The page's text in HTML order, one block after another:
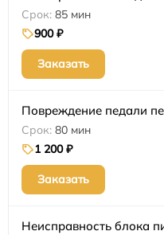
85 мин
900 ₽
Заказать
Повреждение педали
80 мин
1 200 ₽
Заказать
Неисправность блока